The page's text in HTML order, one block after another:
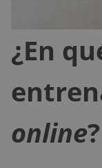
¿En
online?